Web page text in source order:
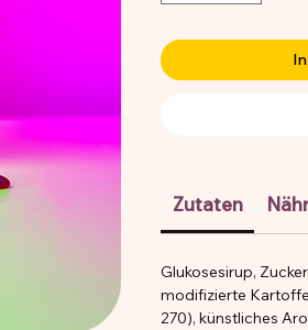
Zutaten
Glukosesirup,
modifizierte
270), künstliches